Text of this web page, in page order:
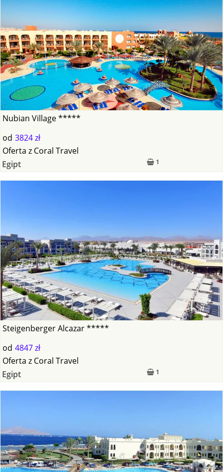
Nubian Village *****
od 3824 zł
1
Oferta z Coral Travel
Egipt
Steigenberger Alcazar *****
od 4847 zł
1
Oferta z Coral Travel
Egipt